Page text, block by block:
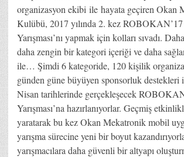
organizasyon ekibi ile hayata geçiren Okan
Kulübü, 2017 yılında 2. kez
Yarışması’nı yapmak için kolları sıvadı.
daha zengin bir kategori içeriği ve daha
ile… Şimdi 6 kategoride, 120 kişilik
günden güne büyüyen sponsorluk destekleri
Nisan tarihlerinde gerçekleşecek
Yarışması’na hazırlanıyorlar. Geçmiş
yaratarak bu kez Okan Mekatronik mobil
yarışma sürecine yeni bir boyut
yarışmacılara daha güvenli bir altyapı